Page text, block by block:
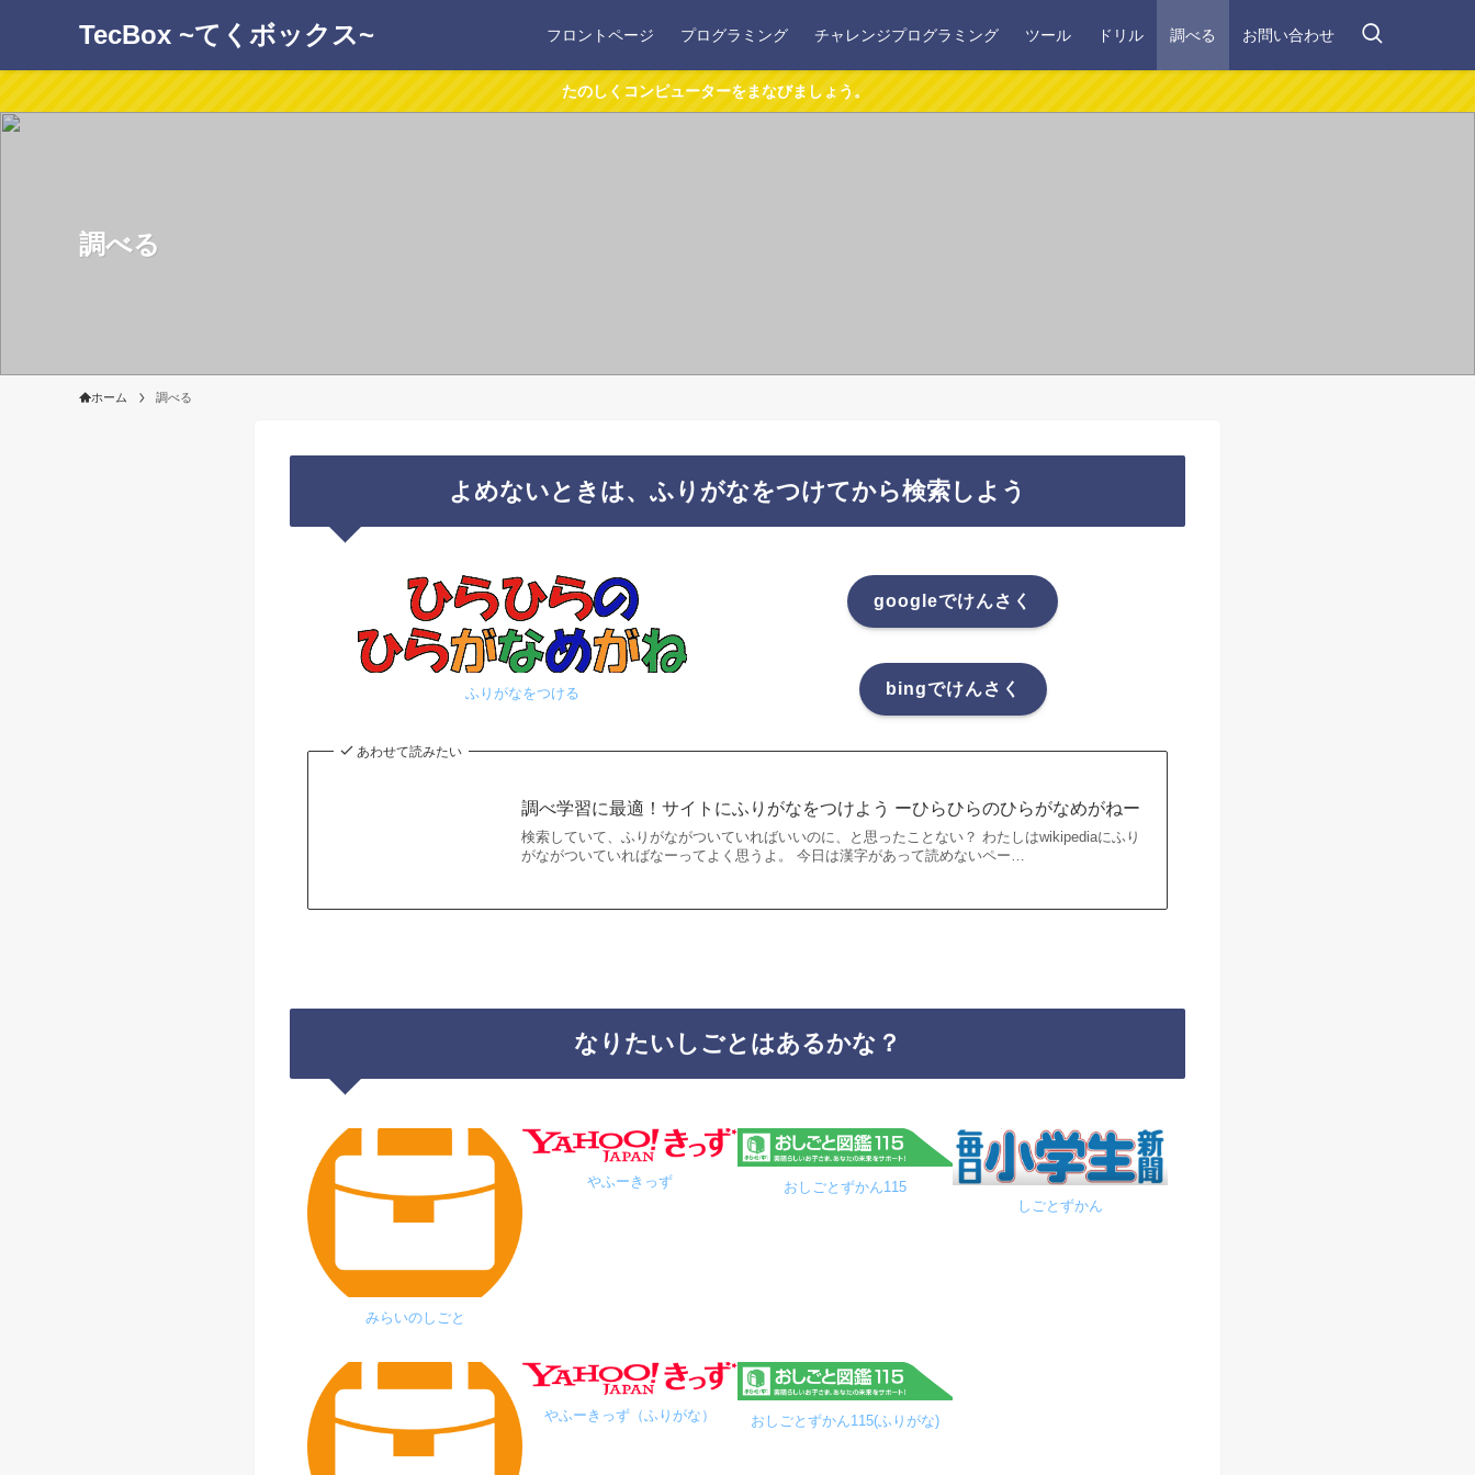
TecBox ~てくボックス~ フロントページ プログラミング チャレンジプログラミング ツール ドリル 調べる お問い合わせ
たのしくコンピューターをまなびましょう。
調べる
ホーム 調べる
よめないときは、ふりがなをつけてから検索しよう
ふりがなをつける
googleでけんさく
bingでけんさく
あわせて読みたい
調べ学習に最適！サイトにふりがなをつけよう ーひらひらのひらがなめがねー
検索していて、ふりがながついていればいいのに、と思ったことない？ わたしはwikipediaにふり
がながついていればなーってよく思うよ。 今日は漢字があって読めないペー…
なりたいしごとはあるかな？
みらいのしごと
やふーきっず
おしごとずかん115
しごとずかん
やふーきっず（ふりがな） おしごとずかん115(ふりがな)